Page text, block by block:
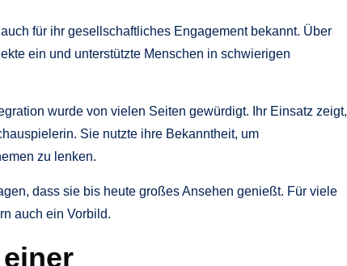
für ihr gesellschaftliches Engagement bekannt. Über
ein und unterstützte Menschen in schwierigen
wurde von vielen Seiten gewürdigt. Ihr Einsatz zeigt,
Sie nutzte ihre Bekanntheit, um
zu lenken.
dass sie bis heute großes Ansehen genießt. Für viele
auch ein Vorbild.